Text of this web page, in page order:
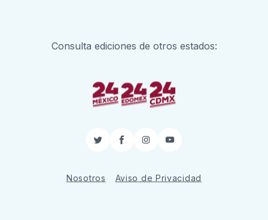
Consulta ediciones de otros estados:
TwitterFacebook
InstagramYouTube
Nosotros Aviso de Privacidad